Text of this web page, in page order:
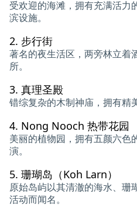
受欢迎的海滩，拥有充满活力
滨设施。
2. 步行街
著名的夜生活区，两旁林立着
所。
3. 真理圣殿
错综复杂的木制神庙，拥有精
4. Nong Nooch 热带花园
美丽的植物园，拥有五颜六色
演。
5. 珊瑚岛（Koh Larn）
原始岛屿以其清澈的海水、珊
活动而闻名。